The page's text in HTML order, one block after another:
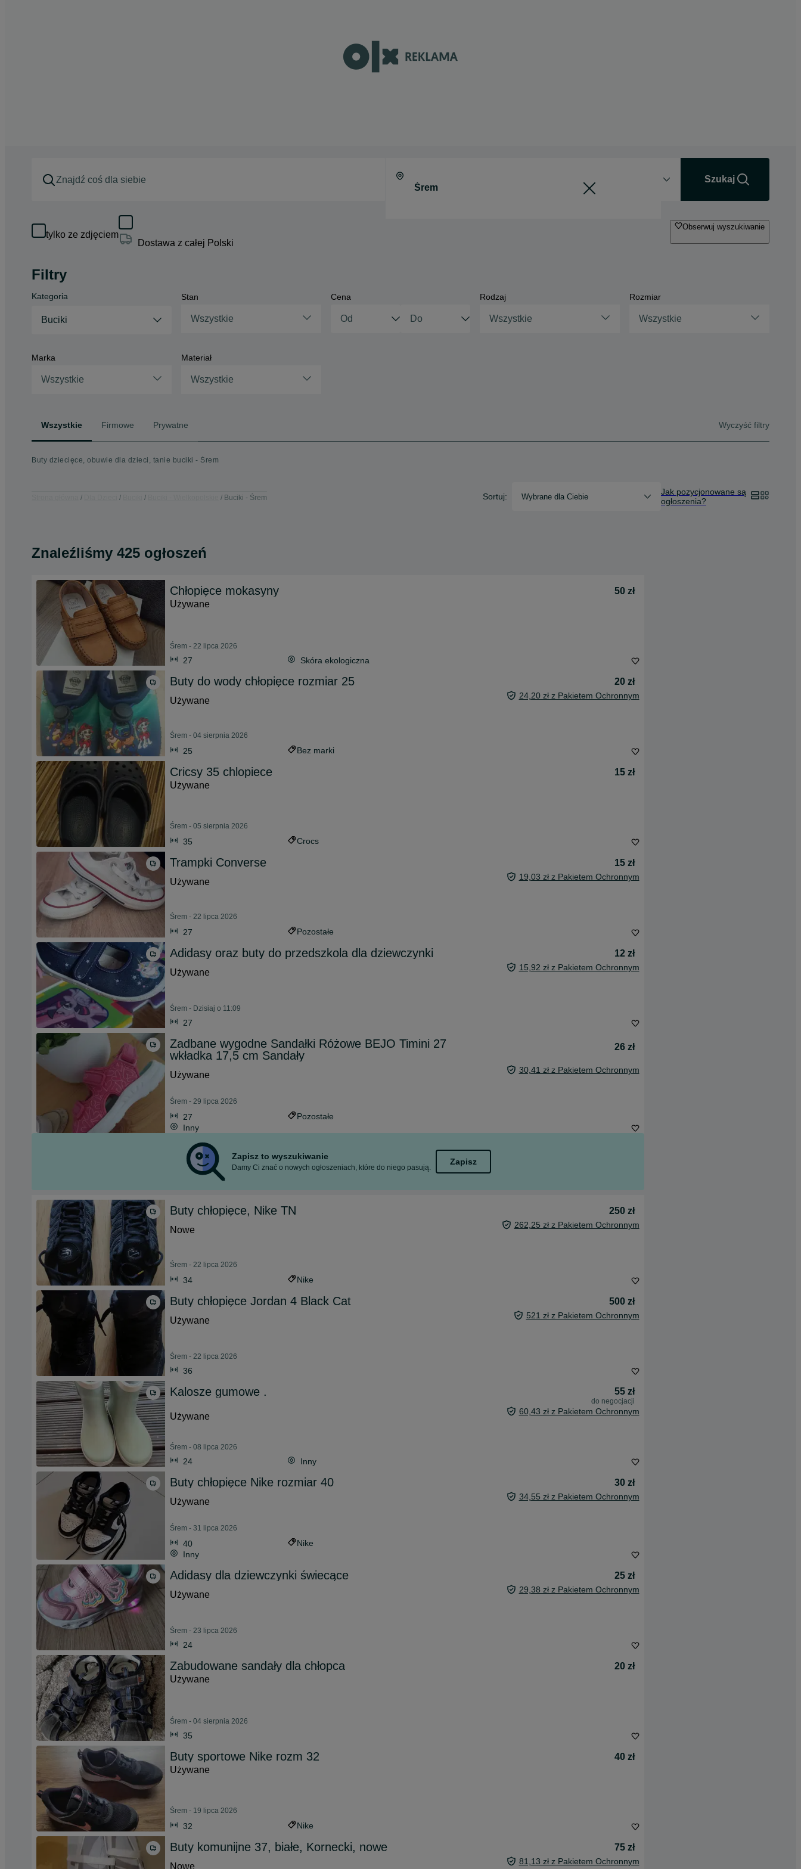
Szukaj
tylko ze zdjęciem
Dostawa z całej Polski
Obserwuj wyszukiwanie
Filtry
Kategoria
Buciki
Stan
Wszystkie
Cena Rodzaj
Wszystkie
Rozmiar
Wszystkie
Marka
Wszystkie
Materiał
Wszystkie
Wszystkie Firmowe Prywatne Wyczyść filtry
Buty dziecięce, obuwie dla dzieci, tanie buciki - Śrem
Buciki - Śrem Sortuj: Wybrane dla Ciebie
Jak pozycjonowane są
ogłoszenia?
Znaleźliśmy 425 ogłoszeń
Chłopięce mokasyny
50 zł
Używane
Śrem - 22 lipca 2026
27 Skóra ekologiczna
Buty do wody chłopięce rozmiar 25
20 zł
Używane
24,20 zł z Pakietem Ochronnym
Śrem - 04 sierpnia 2026
25 Bez marki
Cricsy 35 chlopiece
15 zł
Używane
Śrem - 05 sierpnia 2026
35 Crocs
Trampki Converse
15 zł
Używane
19,03 zł z Pakietem Ochronnym
Śrem - 22 lipca 2026
27 Pozostałe
Adidasy oraz buty do przedszkola dla dziewczynki
12 zł
Używane
15,92 zł z Pakietem Ochronnym
Śrem - Dzisiaj o 11:09
27
Zadbane wygodne Sandałki Różowe BEJO Timini 27
wkładka 17,5 cm Sandały
26 zł
Używane 30,41 zł z Pakietem Ochronnym
Śrem - 29 lipca 2026
27
Pozostałe
Inny
Zapisz to wyszukiwanie
Damy Ci znać o nowych ogłoszeniach, które do niego pasują.
Zapisz
Buty chłopięce, Nike TN
250 zł
Nowe
262,25 zł z Pakietem Ochronnym
Śrem - 22 lipca 2026
34 Nike
Buty chłopięce Jordan 4 Black Cat
500 zł
Używane
521 zł z Pakietem Ochronnym
Śrem - 22 lipca 2026
36
Kalosze gumowe . 55 zł
do negocjacji
Używane 60,43 zł z Pakietem Ochronnym
Śrem - 08 lipca 2026
24 Inny
Buty chłopięce Nike rozmiar 40
30 zł
Używane
34,55 zł z Pakietem Ochronnym
Śrem - 31 lipca 2026
40
Nike
Inny
Adidasy dla dziewczynki świecące
25 zł
Używane
29,38 zł z Pakietem Ochronnym
Śrem - 23 lipca 2026
24
Zabudowane sandały dla chłopca
20 zł
Używane
Śrem - 04 sierpnia 2026
35
Buty sportowe Nike rozm 32
40 zł
Używane
Śrem - 19 lipca 2026
32 Nike
Buty komunijne 37, białe, Kornecki, nowe
75 zł
Nowe
81,13 zł z Pakietem Ochronnym